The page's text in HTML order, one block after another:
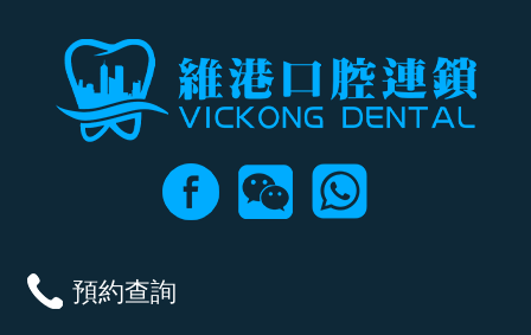
預約查詢